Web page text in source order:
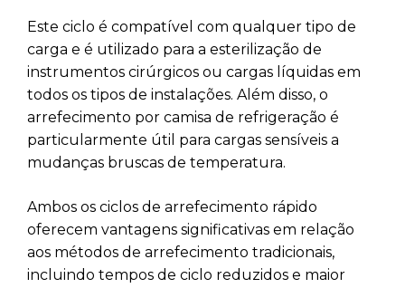
Este ciclo é compatível com qualquer tipo de
carga e é utilizado para a esterilização de
instrumentos cirúrgicos ou cargas líquidas em
todos os tipos de instalações. Além disso, o
arrefecimento por camisa de refrigeração é
particularmente útil para cargas sensíveis a
mudanças bruscas de temperatura.
Ambos os ciclos de arrefecimento rápido
oferecem vantagens significativas em relação
aos métodos de arrefecimento tradicionais,
incluindo tempos de ciclo reduzidos e maior